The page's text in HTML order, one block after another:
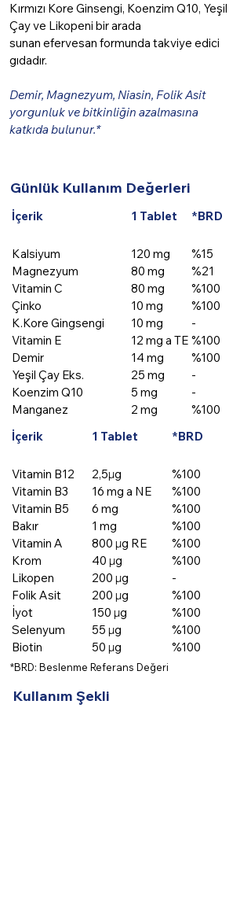
Kırmızı Kore Ginsengi, Koenzim Q10, Yeşil
Çay ve Likopeni bir arada
sunan efervesan formunda takviye edici
gıdadır.
Demir, Magnezyum, Niasin, Folik Asit
yorgunluk ve bitkinliğin azalmasına
katkıda bulunur.*
Günlük Kullanım Değerleri
İçerik 1 Tablet *BRD
Kalsiyum 120 mg
%15
Magnezyum
80 mg
%21
Vitamin C
80 mg
%100
Çinko
10 mg
%100
K.Kore Gingsengi
Demir
10 mg
-
Vitamin E
12 mg a TE %100
Demir
14 mg
%100
Yeşil Çay Eks.
25 mg
-
Koenzim Q10
5 mg
-
Manganez
2 mg
%100
Vitamin B2
İçerik 1 Tablet *BRD
Vitamin B12 2,5µg
%100
Vitamin B3
16 mg a NE
%100
Vitamin B5
6 mg
%100
Bakır
1 mg
%100
Vitamin A
800 µg RE
%100
Krom
40 µg
%100
Likopen
200 µg
-
Folik Asit
200 µg
%100
İyot
150 µg
%100
Selenyum
55 µg
%100
Biotin
50 µg %100
*BRD: Beslenme Referans Değeri
Kullanım Şekli